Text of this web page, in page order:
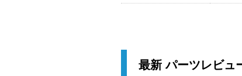
最新 パーツレビュ